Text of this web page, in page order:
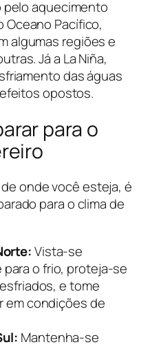
pelo aquecimento
Oceano Pacífico,
algumas regiões e
Já a La Niña,
das águas
opostos.
para o
onde você esteja, é
para o clima de
Vista-se
o frio, proteja-se
e tome
em condições de
Mantenha-se